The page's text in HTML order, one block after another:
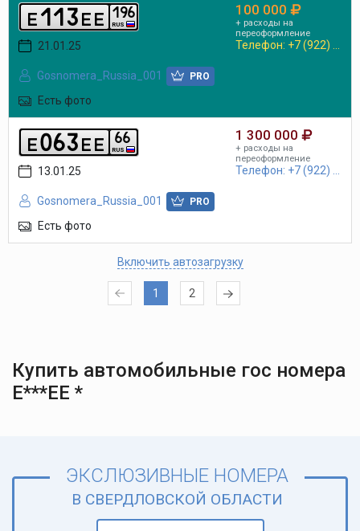
e113e e RUS
196
21.01.25
Gosnomera_Russia_001 PRO
Есть фото
100 000
+ расходы на
переоформление
Телефон: +7 (922) ...
e063e e RUS
66
13.01.25
Gosnomera_Russia_001 PRO
Есть фото
1 300 000
+ расходы на
переоформление
Телефон: +7 (922) ...
Включить автозагрузку
1 2
Купить автомобильные гос номера
Е***ЕЕ *
ЭКСЛЮЗИВНЫЕ НОМЕРА
В СВЕРДЛОВСКОЙ ОБЛАСТИ